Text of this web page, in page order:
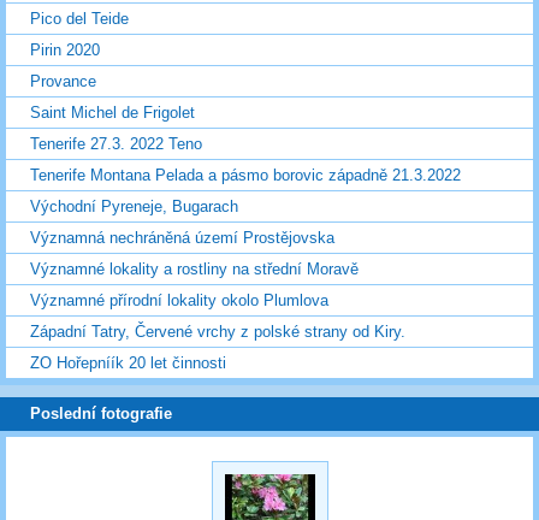
Pico del Teide
Pirin 2020
Provance
Saint Michel de Frigolet
Tenerife 27.3. 2022 Teno
Tenerife Montana Pelada a pásmo borovic západně 21.3.2022
Východní Pyreneje, Bugarach
Významná nechráněná území Prostějovska
Významné lokality a rostliny na střední Moravě
Významné přírodní lokality okolo Plumlova
Západní Tatry, Červené vrchy z polské strany od Kiry.
ZO Hořepníík 20 let činnosti
Poslední fotografie